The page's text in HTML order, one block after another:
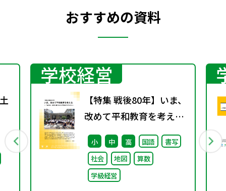
おすすめの資料
学校経営
【特集 戦後80年】いま、
改めて平和教育を考え
る〜「あの日」を語り継
ぐ本川小学校の子どもた
ち〜
小 中 高 国語
書写
社会
地図
算数
学級経営